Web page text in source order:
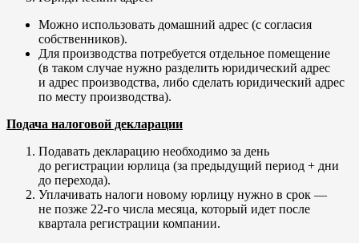
Можно использовать домашний адрес (с согласия
собственников).
Для производства потребуется отдельное помещение
(в таком случае нужно разделить юридический адрес
и адрес производства, либо сделать юридический адрес
по месту производства).
Подача налоговой декларации
Подавать декларацию необходимо за день
до регистрации юрлица (за предыдущий период + дни
до перехода).
Уплачивать налоги новому юрлицу нужно в срок —
не позже 22-го числа месяца, который идет после
квартала регистрации компании.